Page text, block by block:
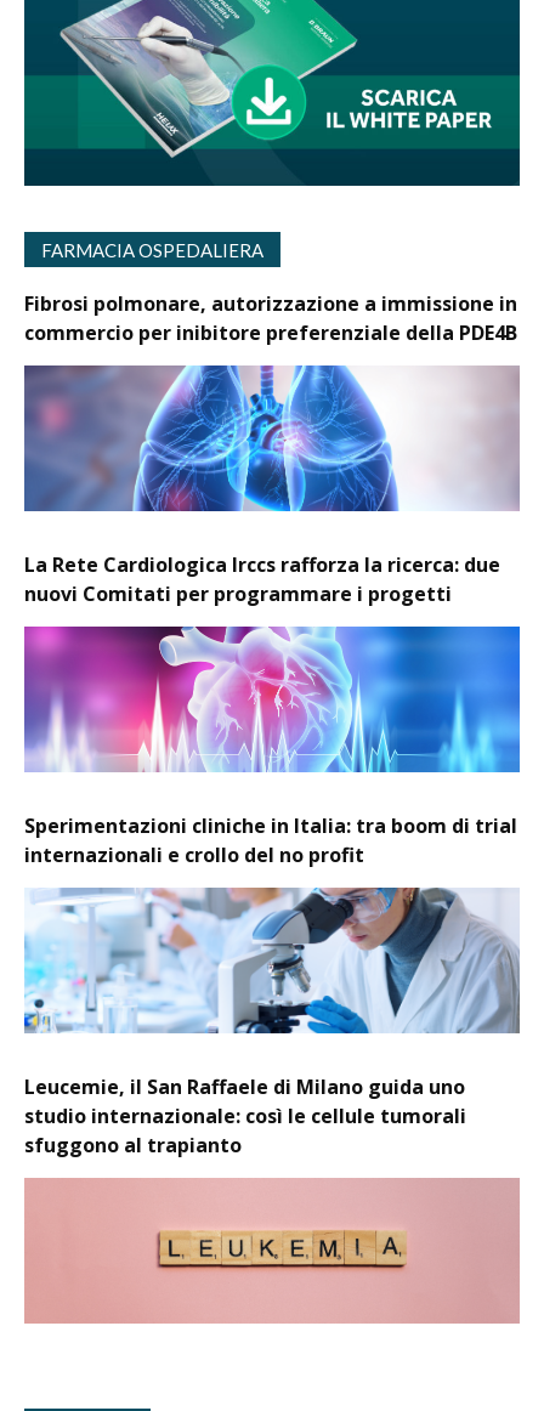
FARMACIA OSPEDALIERA
Fibrosi polmonare, autorizzazione a immissione in
commercio per inibitore preferenziale della PDE4B
La Rete Cardiologica Irccs rafforza la ricerca: due
nuovi Comitati per programmare i progetti
Sperimentazioni cliniche in Italia: tra boom di trial
internazionali e crollo del no profit
Leucemie, il San Raffaele di Milano guida uno
studio internazionale: così le cellule tumorali
sfuggono al trapianto